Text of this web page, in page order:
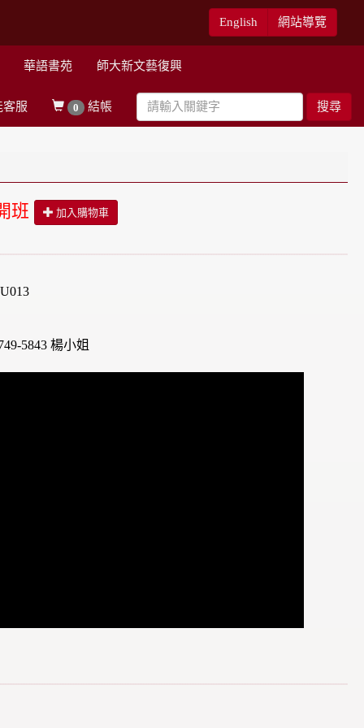
English 網站導覽
華語書苑 師大新文藝復興
搜尋
0 結帳
服
班 加入購物車
5843 楊小姐